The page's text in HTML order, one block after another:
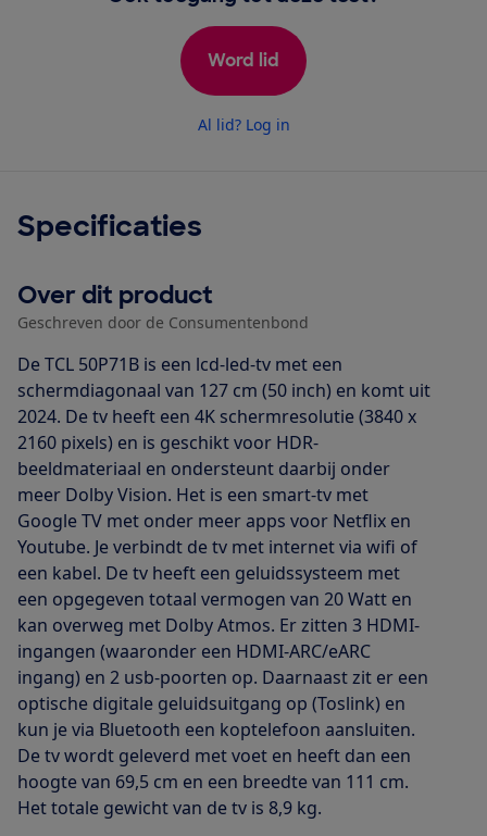
Word lid
Al lid? Log in
Specificaties
Over dit product
Geschreven door de Consumentenbond
De TCL 50P71B is een lcd-led-tv met een
schermdiagonaal van 127 cm (50 inch) en komt uit
2024. De tv heeft een 4K schermresolutie (3840 x
2160 pixels) en is geschikt voor HDR-
beeldmateriaal en ondersteunt daarbij onder
meer Dolby Vision. Het is een smart-tv met
Google TV met onder meer apps voor Netflix en
Youtube. Je verbindt de tv met internet via wifi of
een kabel. De tv heeft een geluidssysteem met
een opgegeven totaal vermogen van 20 Watt en
kan overweg met Dolby Atmos. Er zitten 3 HDMI-
ingangen (waaronder een HDMI-ARC/eARC
ingang) en 2 usb-poorten op. Daarnaast zit er een
optische digitale geluidsuitgang op (Toslink) en
kun je via Bluetooth een koptelefoon aansluiten.
De tv wordt geleverd met voet en heeft dan een
hoogte van 69,5 cm en een breedte van 111 cm.
Het totale gewicht van de tv is 8,9 kg.